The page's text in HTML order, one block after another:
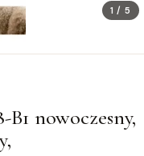
1 /5
nowoczesny,